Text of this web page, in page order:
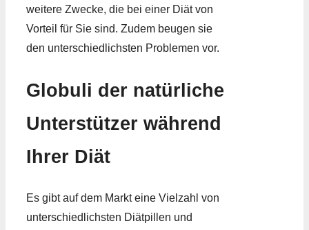
weitere Zwecke, die bei einer Diät von
Vorteil für Sie sind. Zudem beugen sie
den unterschiedlichsten Problemen vor.
Globuli der natürliche
Unterstützer während
Ihrer Diät
Es gibt auf dem Markt eine Vielzahl von
unterschiedlichsten Diätpillen und